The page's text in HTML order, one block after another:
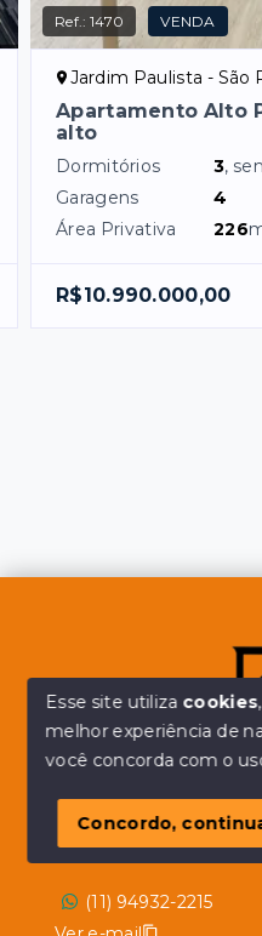
Ref.:1470 VENDA
Jardim Paulista - São
Apartamento Alto
alto
Dormitórios 3,
Garagens
4
Área Privativa
226
R$10.990.000,00
Alberico Simões
(11) 94932-2215
Esse site utiliza cookies
melhor experiência de
você concorda com o
Concordo,